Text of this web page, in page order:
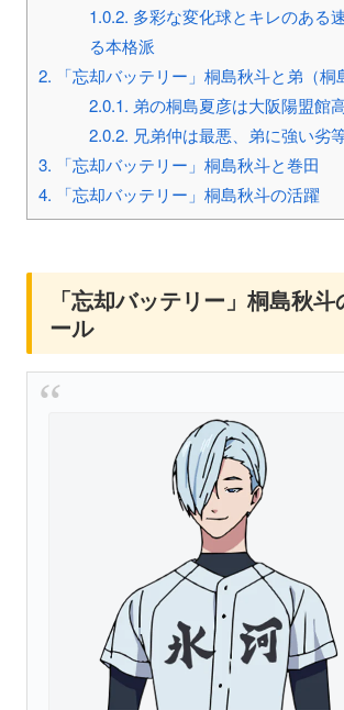
1.0.2. 多彩な変化球とキレのある
る本格派
2. 「忘却バッテリー」桐島秋斗と弟（桐
2.0.1. 弟の桐島夏彦は大阪陽盟館
2.0.2. 兄弟仲は最悪、弟に強い劣
3. 「忘却バッテリー」桐島秋斗と巻田
4. 「忘却バッテリー」桐島秋斗の活躍
「忘却バッテリー」桐島秋
ール